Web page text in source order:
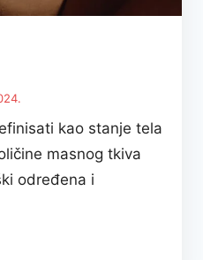
kao stanje tela
masnog tkiva
određena i